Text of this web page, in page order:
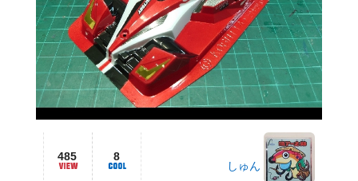
485 8
しゅん